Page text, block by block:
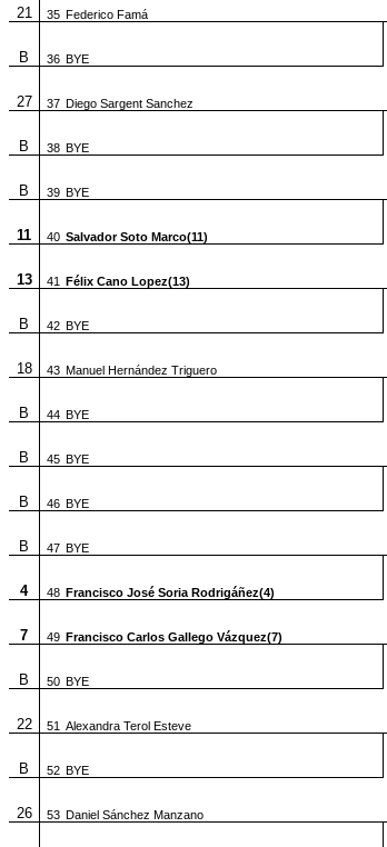
21
35 Federico Famá
B 36 BYE
27
37 Diego Sargent Sanchez
B 38 BYE
B
39 BYE
11 40 Salvador Soto Marco(11)
13
41 Félix Cano Lopez(13)
B 42 BYE
18
43 Manuel Hernández Triguero
B 44 BYE
B
45 BYE
B 46 BYE
B 47 BYE
4 48 Francisco José Soria Rodrigáñez(4)
7
49 Francisco Carlos Gallego Vázquez(7)
B 50 BYE
22
51 Alexandra Terol Esteve
B 52 BYE
26
53 Daniel Sánchez Manzano